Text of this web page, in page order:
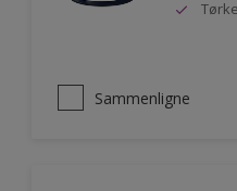
Sammenligne